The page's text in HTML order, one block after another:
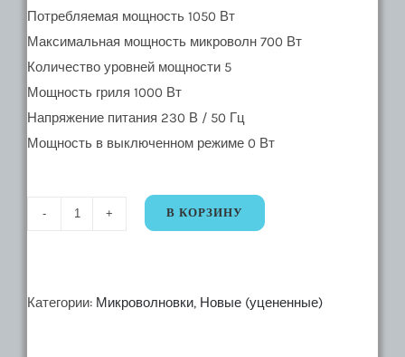
Потребляемая мощность 1050 Вт
Максимальная мощность микроволн 700 Вт
Количество уровней мощности 5
Мощность гриля 1000 Вт
Напряжение питания 230 В / 50 Гц
Мощность в выключенном режиме 0 Вт
Количество
Микроволновая
В КОРЗИНУ
Категории: Микроволновки, Новые (уцененные)